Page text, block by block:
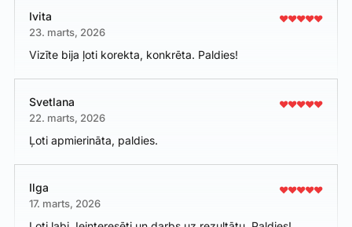
Ivita
23. marts, 2026
Vizīte bija ļoti korekta, konkrēta. Paldies!
Svetlana
22. marts, 2026
Ļoti apmierināta, paldies.
Ilga
17. marts, 2026